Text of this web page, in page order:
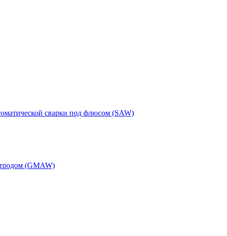
сварки под флюсом (SAW)
(GMAW)